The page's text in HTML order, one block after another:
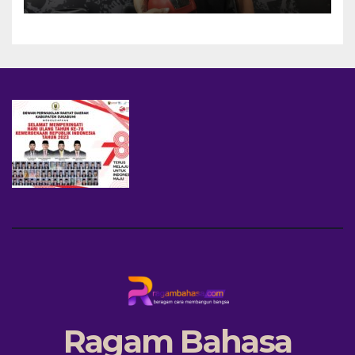
Ragam Bahasa